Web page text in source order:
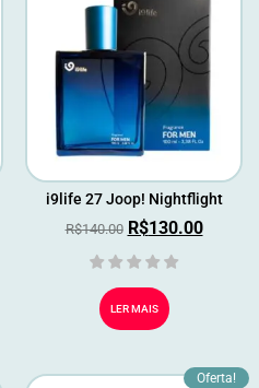
i9life 27 Joop! Nightflight
R$140.00 R$130.00
LER MAIS
Oferta!